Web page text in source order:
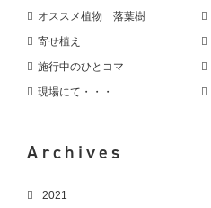
オススメ植物 落葉樹
寄せ植え
施行中のひとコマ
現場にて・・・
Archives
2021